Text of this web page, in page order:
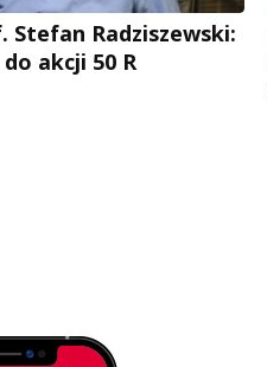
Stefan Radziszewski:
akcji 50 R